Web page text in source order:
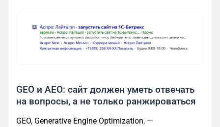
GEO и AEO: сайт должен уметь отвечать
на вопросы, а не только ранжироваться
GEO, Generative Engine Optimization, —